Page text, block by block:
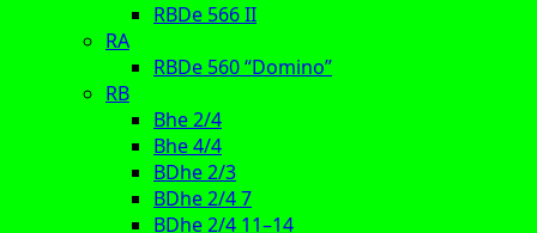
RBDe 566 II
RA
RBDe 560 “Domino”
RB
Bhe 2/4
Bhe 4/4
BDhe 2/3
BDhe 2/4 7
BDhe 2/4 11–14